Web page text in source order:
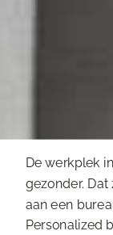
De werkplek
gezonder.
aan een
Personalized